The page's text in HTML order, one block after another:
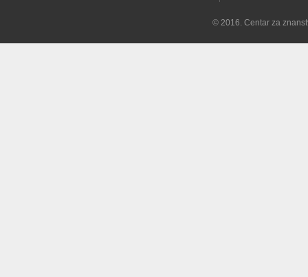
© 2016. Centar za